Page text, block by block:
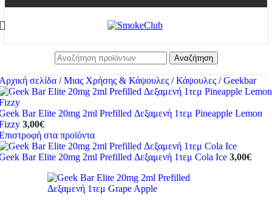
Αναζήτηση
σελίδα / Μιας Χρήσης & Κάψουλες / Κάψουλες / Geekbar
Bar Elite 20mg 2ml Prefilled Δεξαμενή 1τεμ Pineapple Lemon
3,00€
στα προϊόντα
Bar Elite 20mg 2ml Prefilled Δεξαμενή 1τεμ Cola Ice 3,00€